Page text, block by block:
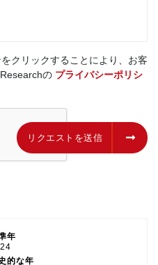
クリックすることにより、お客
の プライバシーポリシ
リクエストを送信
年
的な年